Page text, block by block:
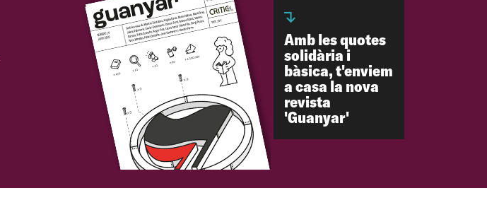
Amb les quotes
solidària i
bàsica, t'enviem
a casa la nova
revista
'Guanyar'